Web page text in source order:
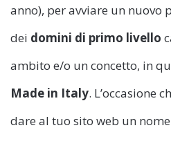
anno), per avviare un nuovo
dei domini di primo livello
ambito e/o un concetto, in
Made in Italy. L’occasione
dare al tuo sito web un